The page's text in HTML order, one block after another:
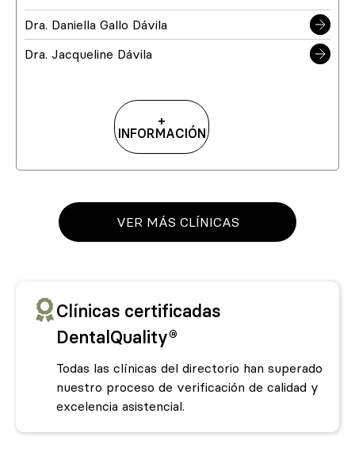
Dra. Daniella Gallo Dávila
Dra. Jacqueline Dávila
+
INFORMACIÓN
VER MÁS CLÍNICAS
Clínicas certificadas
DentalQuality®
Todas las clínicas del directorio han superado
nuestro proceso de verificación de calidad y
excelencia asistencial.